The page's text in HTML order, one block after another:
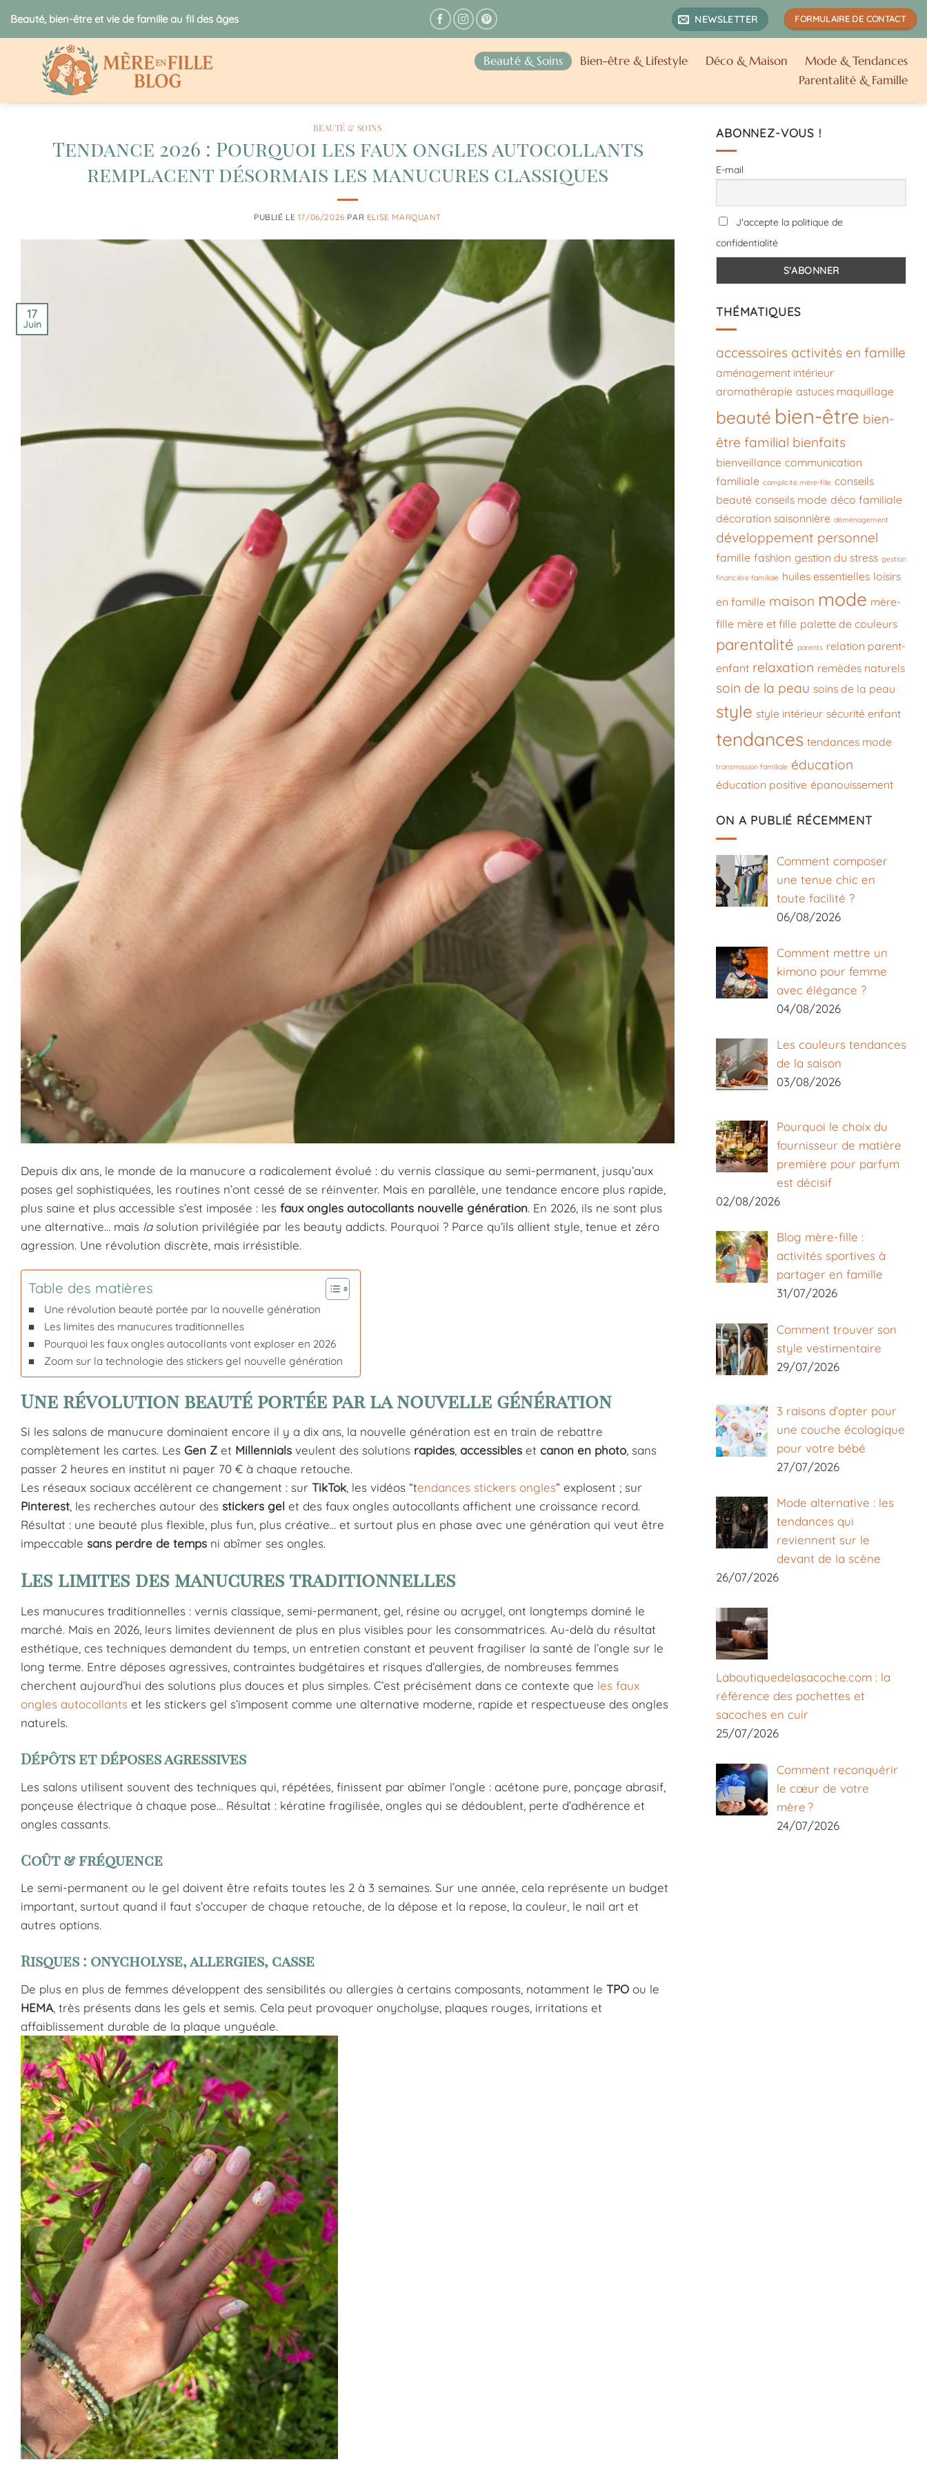
au
Beauté, bien-être et vie de famille au fil des âges NEWSLETTER FORMULAIRE DE CONTACT
Beauté & Soins Bien-être & Lifestyle Déco & Maison
Mode & Tendances
Parentalité & Famille
BEAUTÉ & SOINS
Tendance 2026 : Pourquoi les faux ongles autocollants
remplacent désormais les manucures classiques
PUBLIÉ LE 17/06/2026 PAR ELISE MARQUANT
17
Juin
Depuis dix ans, le monde de la manucure a radicalement évolué : du vernis classique au semi-permanent, jusqu’aux
poses gel sophistiquées, les routines n’ont cessé de se réinventer. Mais en parallèle, une tendance encore plus rapide,
plus saine et plus accessible s’est imposée : les faux ongles autocollants nouvelle génération. En 2026, ils ne sont plus
une alternative… mais lasolution privilégiée par les beauty addicts. Pourquoi ? Parce qu’ils allient style, tenue et zéro
agression. Une révolution discrète, mais irrésistible.
Table des matières
Une révolution beauté portée par la nouvelle génération
Les limites des manucures traditionnelles
Pourquoi les faux ongles autocollants vont exploser en 2026
Zoom sur la technologie des stickers gel nouvelle génération
Une révolution beauté portée par la nouvelle génération
Si les salons de manucure dominaient encore il y a dix ans, la nouvelle génération est en train de rebattre
complètement les cartes. Les Gen Z et Millennials veulent des solutions rapides, accessibles et canon en photo, sans
passer 2 heures en institut ni payer 70 € à chaque retouche.
Les réseaux sociaux accélèrent ce changement : sur TikTok, les vidéos “tendances stickers ongles” explosent ; sur
Pinterest, les recherches autour des stickers gel et des faux ongles autocollants affichent une croissance record.
Résultat : une beauté plus flexible, plus fun, plus créative… et surtout plus en phase avec une génération qui veut être
impeccable sans perdre de temps ni abîmer ses ongles.
Les limites des manucures traditionnelles
Les manucures traditionnelles : vernis classique, semi-permanent, gel, résine ou acrygel, ont longtemps dominé le
marché. Mais en 2026, leurs limites deviennent de plus en plus visibles pour les consommatrices. Au-delà du résultat
esthétique, ces techniques demandent du temps, un entretien constant et peuvent fragiliser la santé de l’ongle sur le
long terme. Entre déposes agressives, contraintes budgétaires et risques d’allergies, de nombreuses femmes
cherchent aujourd’hui des solutions plus douces et plus simples. C’est précisément dans ce contexte que les faux
ongles autocollants et les stickers gel s’imposent comme une alternative moderne, rapide et respectueuse des ongles
naturels.
Dépôts et déposes agressives
Les salons utilisent souvent des techniques qui, répétées, finissent par abîmer l’ongle : acétone pure, ponçage abrasif,
ponçeuse électrique à chaque pose… Résultat : kératine fragilisée, ongles qui se dédoublent, perte d’adhérence et
ongles cassants.
Coût & fréquence
Le semi-permanent ou le gel doivent être refaits toutes les 2 à 3 semaines. Sur une année, cela représente un budget
important, surtout quand il faut s’occuper de chaque retouche, de la dépose et la repose, la couleur, le nail art et
autres options.
Risques : onycholyse, allergies, casse
De plus en plus de femmes développent des sensibilités ou allergies à certains composants, notamment le TPO ou le
HEMA , très présents dans les gels et semis. Cela peut provoquer onycholyse, plaques rouges, irritations et
affaiblissement durable de la plaque unguéale.
ABONNEZ-VOUS !
E-mail
J'accepte la politique de
confidentialité
THÉMATIQUES
accessoires activités en famille
aménagement intérieur
aromathérapie astuces maquillage
beauté bien-être bien-
être familial bienfaits
bienveillance communication
familiale complicité mère-fille conseils
beauté conseils mode déco familiale
décoration saisonnière déménagement
développement personnel
famille fashion gestion du stress gestion
financière familiale huiles essentielles loisirs
en famille maison mode mère-
fille mère et fille palette de couleurs
parentalité parents relation parent-
enfant relaxation remèdes naturels
soin de la peau soins de la peau
style style intérieur sécurité enfant
tendances tendances mode
transmission familiale éducation
éducation positive épanouissement
ON A PUBLIÉ RÉCEMMENT
Comment composer
une tenue chic en
toute facilité ?
06/08/2026
Comment mettre un
kimono pour femme
avec élégance ?
04/08/2026
Les couleurs tendances
de la saison
03/08/2026
Pourquoi le choix du
fournisseur de matière
première pour parfum
est décisif
02/08/2026
Blog mère-fille :
activités sportives à
partager en famille
31/07/2026
Comment trouver son
style vestimentaire
29/07/2026
3 raisons d’opter pour
une couche écologique
pour votre bébé
27/07/2026
Mode alternative : les
tendances qui
reviennent sur le
devant de la scène
26/07/2026
Laboutiquedelasacoche.com : la
référence des pochettes et
sacoches en cuir
25/07/2026
Comment reconquérir
le cœur de votre
mère ?
24/07/2026